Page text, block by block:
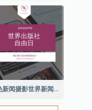
紫色新闻摄影世界新闻自由日Instagram帖子